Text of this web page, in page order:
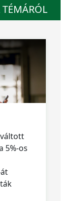
TÉMÁRÓL
5%-os